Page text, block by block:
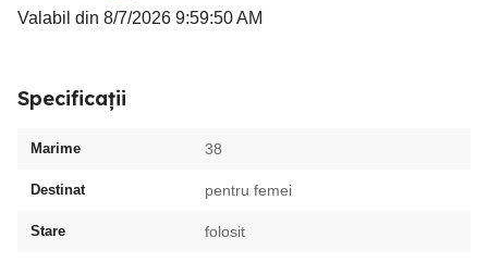
Valabil din 8/7/2026 9:59:50 AM
Specificații
Marime 38
Destinat pentru femei
Stare folosit